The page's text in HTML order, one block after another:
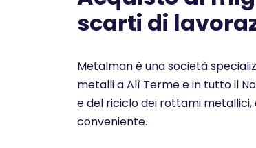
scarti di
Metalman è una società
metalli a Alì Terme e in tutto il
e del riciclo dei rottami metallici,
conveniente.